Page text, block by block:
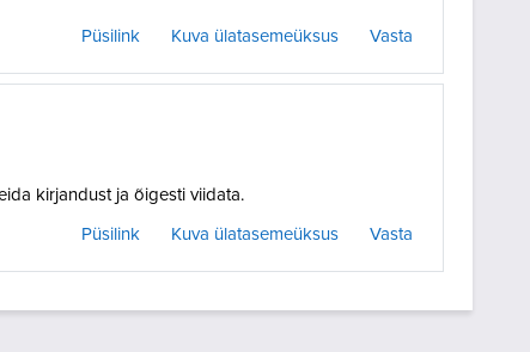
Püsilink Kuva ülatasemeüksus Vasta
kirjandust ja õigesti viidata.
Püsilink Kuva ülatasemeüksus Vasta